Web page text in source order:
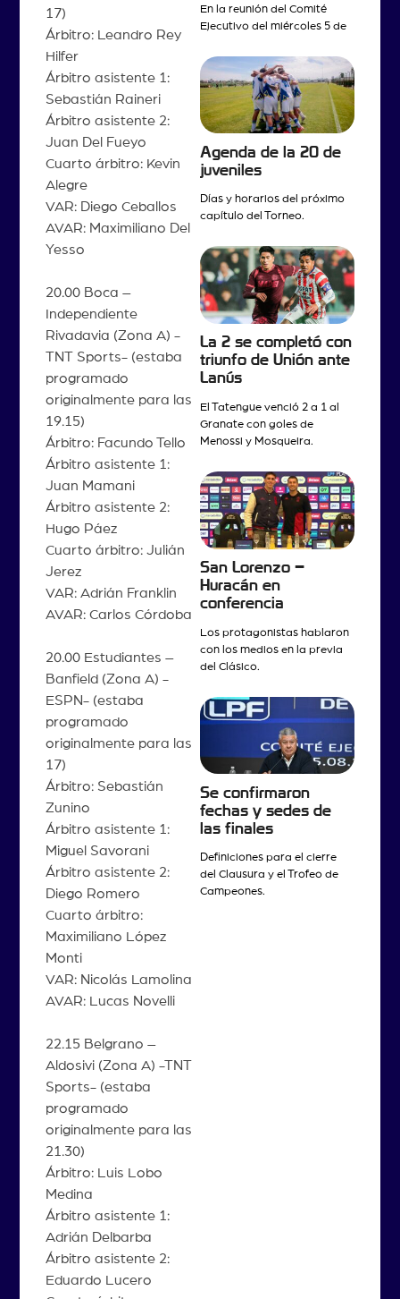
17)
Árbitro: Leandro Rey
Hilfer
Árbitro asistente 1:
Sebastián Raineri
Árbitro asistente 2:
Juan Del Fueyo
Cuarto árbitro: Kevin
Alegre
VAR: Diego Ceballos
AVAR: Maximiliano Del
Yesso
20.00 Boca –
Independiente
Rivadavia (Zona A) -
TNT Sports- (estaba
programado
originalmente para las
19.15)
Árbitro: Facundo Tello
Árbitro asistente 1:
Juan Mamani
Árbitro asistente 2:
Hugo Páez
Cuarto árbitro: Julián
Jerez
VAR: Adrián Franklin
AVAR: Carlos Córdoba
20.00 Estudiantes –
Banfield (Zona A) -
ESPN- (estaba
programado
originalmente para las
17)
Árbitro: Sebastián
Zunino
Árbitro asistente 1:
Miguel Savorani
Árbitro asistente 2:
Diego Romero
Cuarto árbitro:
Maximiliano López
Monti
VAR: Nicolás Lamolina
AVAR: Lucas Novelli
22.15 Belgrano –
Aldosivi (Zona A) -TNT
Sports- (estaba
programado
originalmente para las
21.30)
Árbitro: Luis Lobo
Medina
Árbitro asistente 1:
Adrián Delbarba
Árbitro asistente 2:
Eduardo Lucero
En la reunión del Comité
Ejecutivo del miércoles 5 de
Agenda de la 20 de
juveniles
Días y horarios del próximo
capítulo del Torneo.
La 2 se completó con
triunfo de Unión ante
Lanús
El Tatengue venció 2 a 1 al
Granate con goles de
Menossi y Mosqueira.
San Lorenzo –
Huracán en
conferencia
Los protagonistas hablaron
con los medios en la previa
del Clásico.
Se confirmaron
fechas y sedes de
las finales
Definiciones para el cierre
del Clausura y el Trofeo de
Campeones.